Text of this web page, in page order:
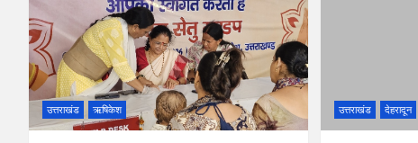
उत्तराखंड ऋषिकेश उत्तराखंड देहरादून